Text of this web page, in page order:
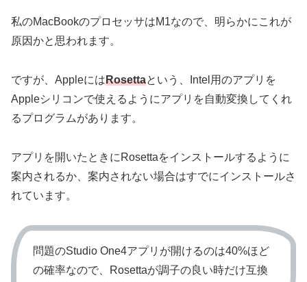
私のMacBookのプロセッサはM1なので、明らかにこれが
原因かと思われます。
ですが、AppleにはRosettaという、Intel用のアプリを
Appleシリコンで使えるようにアプリを自動変換してくれ
るプログラムがあります。
アプリを開いたときにRosettaをインストールするように
案内されるか、案内されない場合はすでにインストールさ
れています。
問題のStudio One4アプリが開けるのは40%ほど
の確率なので、Rosettaが調子の良い時だけ互換